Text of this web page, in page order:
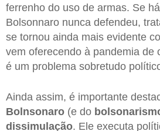
ferrenho do uso de armas. Se
Bolsonnaro nunca defendeu,
se tornou ainda mais evidente
vem oferecendo à pandemia de
é um problema sobretudo
Ainda assim, é importante
Bolnsonaro (e do
dissimulação. Ele executa